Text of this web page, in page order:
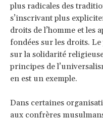
plus radicales des
s’inscrivant plus
droits de l’homme et les
fondées sur les droits. Le
sur la solidarité
principes de
en est un exemple.
Dans certaines
aux confrères